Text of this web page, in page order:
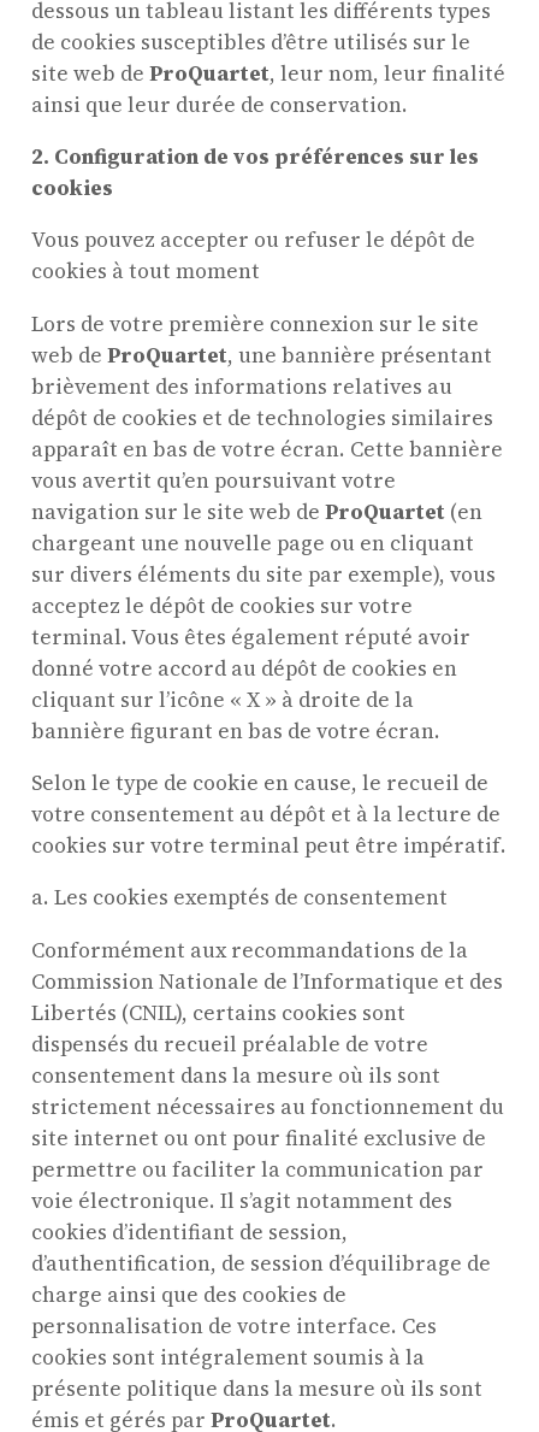
dessous un tableau listant les différents types
de cookies susceptibles d’être utilisés sur le
site web deProQuartet, leur nom, leur finalité
ainsi que leur durée de conservation.
2. Configuration de vos préférences sur les
cookies
Vous pouvez accepter ou refuser le dépôt de
cookies à tout moment
Lors de votre première connexion sur le site
web deProQuartet, une bannière présentant
brièvement des informations relatives au
dépôt de cookies et de technologies similaires
apparaît en bas de votre écran. Cette bannière
vous avertit qu’en poursuivant votre
navigation sur le site web deProQuartet (en
chargeant une nouvelle page ou en cliquant
sur divers éléments du site par exemple), vous
acceptez le dépôt de cookies sur votre
terminal. Vous êtes également réputé avoir
donné votre accord au dépôt de cookies en
cliquant sur l’icône « X » à droite de la
bannière figurant en bas de votre écran.
Selon le type de cookie en cause, le recueil de
votre consentement au dépôt et à la lecture de
cookies sur votre terminal peut être impératif.
a. Les cookies exemptés de consentement
Conformément aux recommandations de la
Commission Nationale de l’Informatique et des
Libertés (CNIL), certains cookies sont
dispensés du recueil préalable de votre
consentement dans la mesure où ils sont
strictement nécessaires au fonctionnement du
site internet ou ont pour finalité exclusive de
permettre ou faciliter la communication par
voie électronique. Il s’agit notamment des
cookies d’identifiant de session,
d’authentification, de session d’équilibrage de
charge ainsi que des cookies de
personnalisation de votre interface. Ces
cookies sont intégralement soumis à la
présente politique dans la mesure où ils sont
émis et gérés parProQuartet.